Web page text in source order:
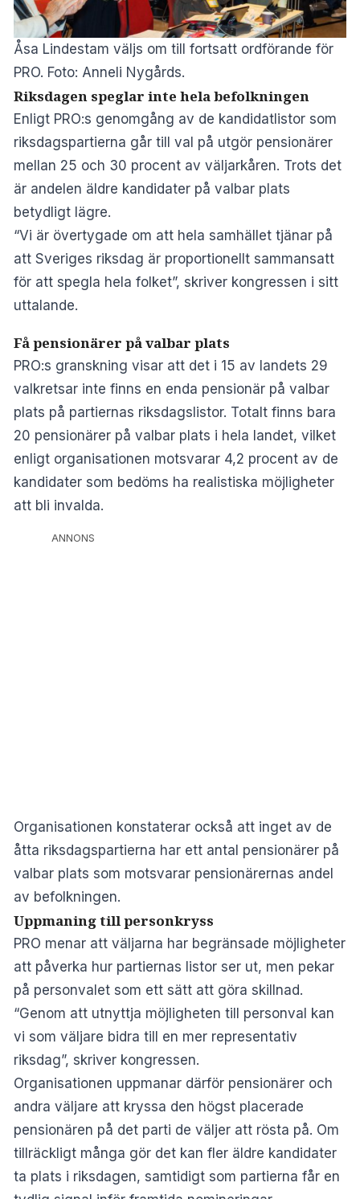
Åsa Lindestam väljs om till fortsatt ordförande för
PRO. Foto: Anneli Nygårds.
Riksdagen speglar inte hela befolkningen
Enligt PRO:s genomgång av de kandidatlistor som
riksdagspartierna går till val på utgör pensionärer
mellan 25 och 30 procent av väljarkåren. Trots det
är andelen äldre kandidater på valbar plats
betydligt lägre.
“Vi är övertygade om att hela samhället tjänar på
att Sveriges riksdag är proportionellt sammansatt
för att spegla hela folket”, skriver kongressen i sitt
uttalande.
Få pensionärer på valbar plats
PRO:s granskning visar att det i 15 av landets 29
valkretsar inte finns en enda pensionär på valbar
plats på partiernas riksdagslistor. Totalt finns bara
20 pensionärer på valbar plats i hela landet, vilket
enligt organisationen motsvarar 4,2 procent av de
kandidater som bedöms ha realistiska möjligheter
att bli invalda.
ANNONS
Organisationen konstaterar också att inget av de
åtta riksdagspartierna har ett antal pensionärer på
valbar plats som motsvarar pensionärernas andel
av befolkningen.
Uppmaning till personkryss
PRO menar att väljarna har begränsade möjligheter
att påverka hur partiernas listor ser ut, men pekar
på personvalet som ett sätt att göra skillnad.
“Genom att utnyttja möjligheten till personval kan
vi som väljare bidra till en mer representativ
riksdag”, skriver kongressen.
Organisationen uppmanar därför pensionärer och
andra väljare att kryssa den högst placerade
pensionären på det parti de väljer att rösta på. Om
tillräckligt många gör det kan fler äldre kandidater
ta plats i riksdagen, samtidigt som partierna får en